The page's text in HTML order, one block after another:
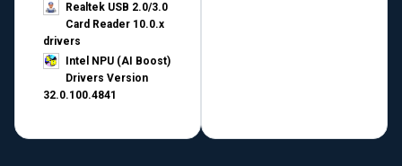
Realtek USB 2.0/3.0
Card Reader 10.0.x
drivers
Intel NPU (AI Boost)
Drivers Version
32.0.100.4841